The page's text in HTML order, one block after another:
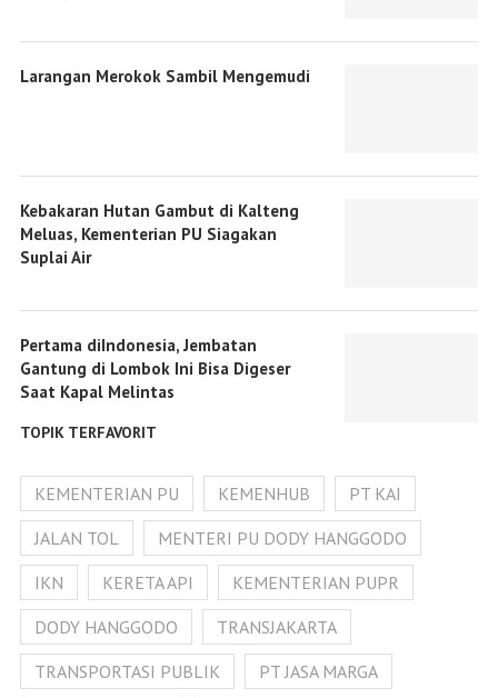
Larangan Merokok Sambil Mengemudi
Kebakaran Hutan Gambut di Kalteng
Meluas, Kementerian PU Siagakan
Suplai Air
Pertama diIndonesia, Jembatan
Gantung di Lombok Ini Bisa Digeser
Saat Kapal Melintas
TOPIK TERFAVORIT
KEMENTERIAN PU KEMENHUB
PT KAI
JALAN TOL
MENTERI PU DODY HANGGODO
IKN
KERETA API
KEMENTERIAN PUPR
DODY HANGGODO
TRANSJAKARTA
TRANSPORTASI PUBLIK
PT JASA MARGA